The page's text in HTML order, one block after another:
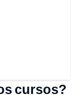
cursos?